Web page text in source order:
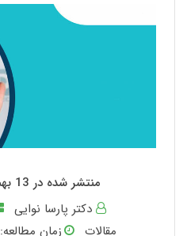
منتشر شده در 13 بهمن, 1403
دکتر پارسا نوایی
مقالات
زمان مطالعه: